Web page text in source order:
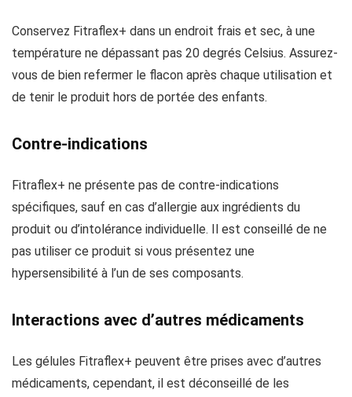
Conservez Fitraflex+ dans un endroit frais et sec, à une
température ne dépassant pas 20 degrés Celsius. Assurez-
vous de bien refermer le flacon après chaque utilisation et
de tenir le produit hors de portée des enfants.
Contre-indications
Fitraflex+ ne présente pas de contre-indications
spécifiques, sauf en cas d’allergie aux ingrédients du
produit ou d’intolérance individuelle. Il est conseillé de ne
pas utiliser ce produit si vous présentez une
hypersensibilité à l’un de ses composants.
Interactions avec d’autres médicaments
Les gélules Fitraflex+ peuvent être prises avec d’autres
médicaments, cependant, il est déconseillé de les